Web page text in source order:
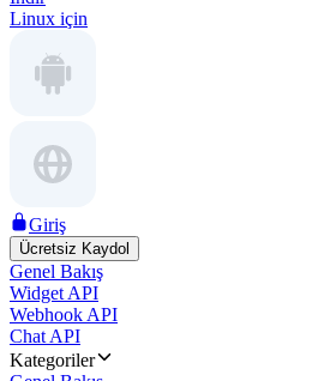
Linux için
Giriş
Ücretsiz Kaydol
Genel Bakış
Widget API
Webhook API
Chat API
Kategoriler